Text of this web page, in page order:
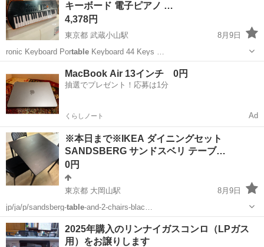
キーボード 電子ピアノ …
4,378円
東京都 武蔵小山駅
8月9日
ronic Keyboard PortableKeyboard 44 Keys …
鍵盤楽器、ピアノ
MacBook Air 13インチ 0円
抽選でプレゼント！応募は1分
くらしノート Ad
※本日まで※IKEA ダイニングセット
SANDSBERG サンドスベリ テーブ…
0円
東京都 大岡山駅
8月9日
jp/ja/p/sandsberg-table-and-2-chairs-blac…
東京 目黒区 大岡山駅 ダイニングセット
2025年購入のリンナイガスコンロ（LPガス
用）をお譲りします